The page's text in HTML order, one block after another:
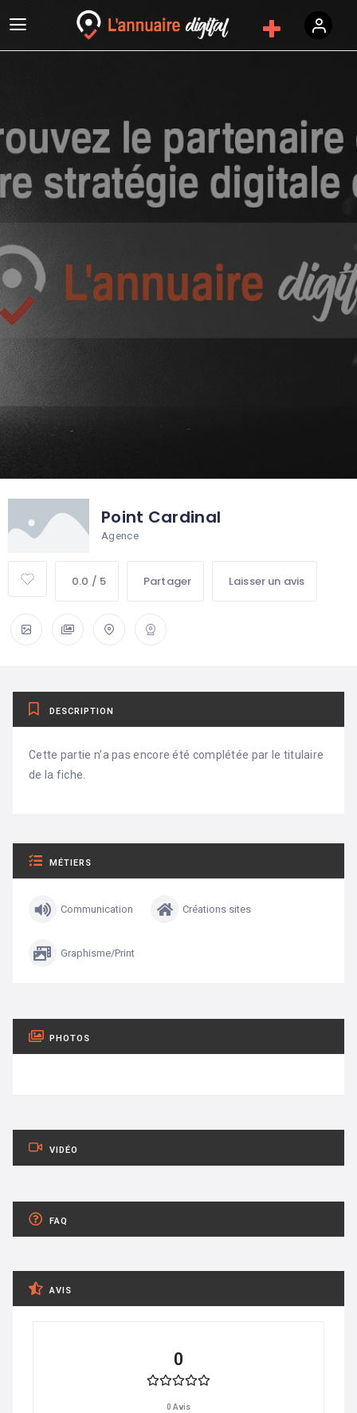
Point Cardinal
Agence
0.0 / 5 Partager Laisser un avis
DESCRIPTION
Cette partie n’a pas encore été complétée par le titulaire
de la fiche.
MÉTIERS
Communication Créations sites
Graphisme/Print
PHOTOS
VIDÉO
FAQ
AVIS
0
0 Avis